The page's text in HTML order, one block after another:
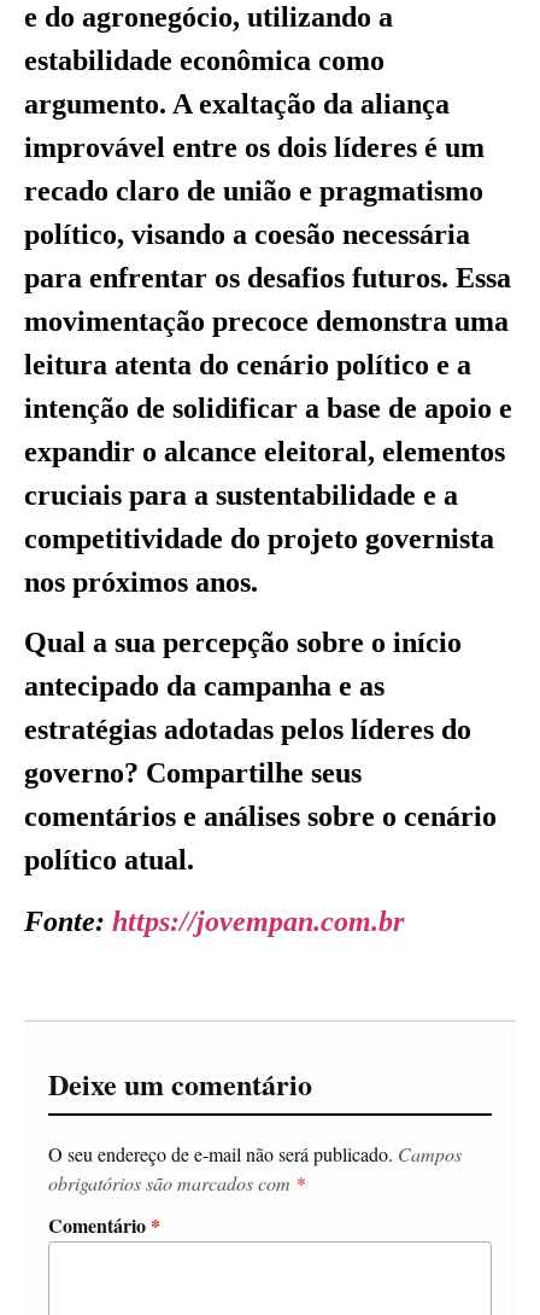
e do agronegócio, utilizando a
estabilidade econômica como
argumento. A exaltação da aliança
improvável entre os dois líderes é um
recado claro de união e pragmatismo
político, visando a coesão necessária
para enfrentar os desafios futuros. Essa
movimentação precoce demonstra uma
leitura atenta do cenário político e a
intenção de solidificar a base de apoio e
expandir o alcance eleitoral, elementos
cruciais para a sustentabilidade e a
competitividade do projeto governista
nos próximos anos.
Qual a sua percepção sobre o início
antecipado da campanha e as
estratégias adotadas pelos líderes do
governo? Compartilhe seus
comentários e análises sobre o cenário
político atual.
Fonte: https://jovempan.com.br
Deixe um comentário
O seu endereço de e-mail não será publicado. Campos
obrigatórios são marcados com *
Comentário *